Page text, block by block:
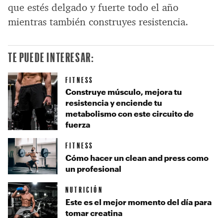
que estés delgado y fuerte todo el año
mientras también construyes resistencia.
TE PUEDE INTERESAR:
FITNESS
Construye músculo, mejora tu
resistencia y enciende tu
metabolismo con este circuito de
fuerza
FITNESS
Cómo hacer un clean and press como
un profesional
NUTRICIÓN
Este es el mejor momento del día para
tomar creatina